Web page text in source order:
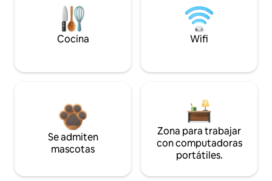
Cocina Wifi
Se admiten
mascotas
Zona para trabajar
con computadoras
portátiles.